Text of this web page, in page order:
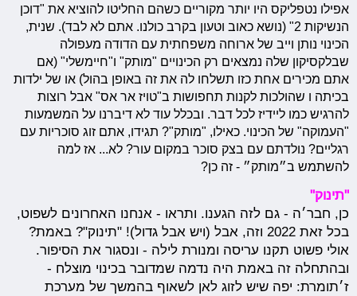
אפילו נטפליקס היו יותר מקוריים כשהם החליטו להוציא את "דוכן
הנשיקות 2" (נושא כאוב וטעון בקרב כולנו. אתם לא לבד). שנית,
הכינוי נותן וייב של ארוחה משפחתית עם הדודה מעפולה
שבלקסיקון שלה נמצאים רק הכינויים "מותק" ו"חיימשלי" (אם
אתם מכירים אחת כזו תשלחו לה את זה באופן בהול) או של ילדות
בכיתה ו שהולכות לקנות תחפושות ב"טויז אר אס" אבל רוצות
להרגיש כמו ליידיז לכל דבר. ובכלל עוד לא דיברנו על המשמעות
"העמוקה" של הכינוי. כאילו, "מותק"? תגידו, אתם זוג סוכריות עם
רגליים? נולדתם עם בצק סוכר במקום עור? לא... אז למה
להשתמש ב״מותק״ - זה כן?
"תינוק"
כן, חבר׳ה - גם לזה הגענו. ותראו - אנחנו האחרונים לשפוט,
בכל זאת 2022 וזה, אבל (ויש אבל גדול)! "תינוק"? באמת?
אולי פשוט תקנו עריסה ומנורת לילה - ונסגור את הסיפור.
ובהתחלה זה באמת היה נדמה שמדובר בכינוי מוצלח -
ז׳תומרת: יפה שיש לזוג לאן לשאוף בהמשך של מערכת